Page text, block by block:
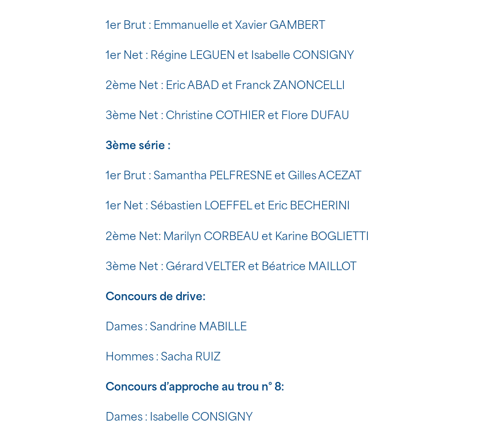
1er Brut : Emmanuelle et Xavier GAMBERT
1er Net : Régine LEGUEN et Isabelle CONSIGNY
2ème Net : Eric ABAD et Franck ZANONCELLI
3ème Net : Christine COTHIER et Flore DUFAU
3ème série :
1er Brut : Samantha PELFRESNE et Gilles ACEZAT
1er Net : Sébastien LOEFFEL et Eric BECHERINI
2ème Net: Marilyn CORBEAU et Karine BOGLIETTI
3ème Net : Gérard VELTER et Béatrice MAILLOT
Concours de drive:
Dames : Sandrine MABILLE
Hommes : Sacha RUIZ
Concours d’approche au trou n° 8:
Dames : Isabelle CONSIGNY